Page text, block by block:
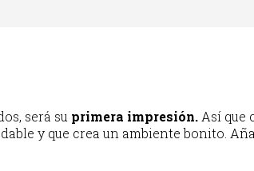
será su primera impresión. Así que
y que crea un ambiente bonito.